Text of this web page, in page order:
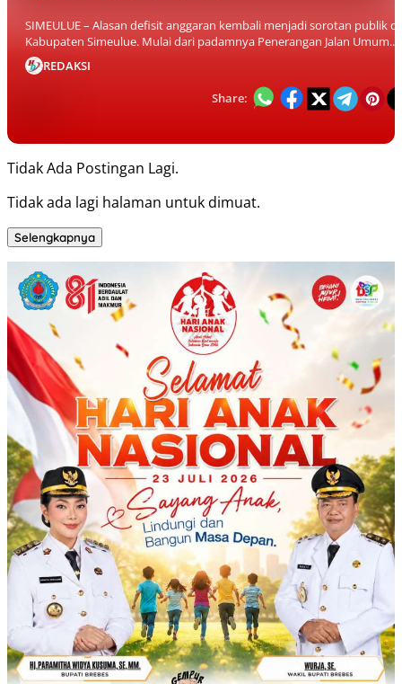
SIMEULUE – Alasan defisit anggaran kembali menjadi sorotan publik di
Kabupaten Simeulue. Mulai dari padamnya Penerangan Jalan Umum...
REDAKSI
Share:
Tidak Ada Postingan Lagi.
Tidak ada lagi halaman untuk dimuat.
Selengkapnya